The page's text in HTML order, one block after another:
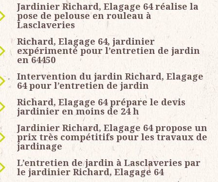
Jardinier Richard, Elagage 64 réalise la
pose de pelouse en rouleau à
Lasclaveries
Richard, Elagage 64, jardinier
expérimenté pour l’entretien de jardin
en 64450
Intervention du jardin Richard, Elagage
64 pour l’entretien de jardin
Richard, Elagage 64 prépare le devis
jardinier en moins de 24 h
Jardinier Richard, Elagage 64 propose un
prix très compétitifs pour les travaux de
jardinage
L’entretien de jardin à Lasclaveries par
le jardinier Richard, Elagage 64